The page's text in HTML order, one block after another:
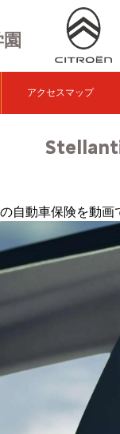
アクセスマップ
自動車保険を動画